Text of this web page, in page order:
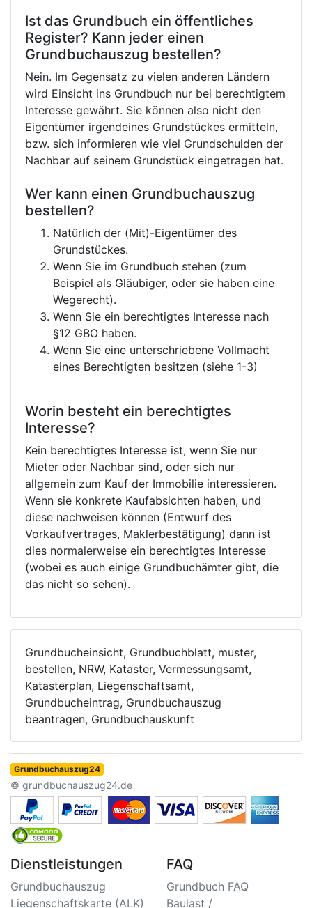
Ist das Grundbuch ein öffentliches
Register? Kann jeder einen
Grundbuchauszug bestellen?
Nein. Im Gegensatz zu vielen anderen Ländern
wird Einsicht ins Grundbuch nur bei berechtigtem
Interesse gewährt. Sie können also nicht den
Eigentümer irgendeines Grundstückes ermitteln,
bzw. sich informieren wie viel Grundschulden der
Nachbar auf seinem Grundstück eingetragen hat.
Wer kann einen Grundbuchauszug
bestellen?
Natürlich der (Mit)-Eigentümer des
Grundstückes.
Wenn Sie im Grundbuch stehen (zum
Beispiel als Gläubiger, oder sie haben eine
Wegerecht).
Wenn Sie ein berechtigtes Interesse nach
§12 GBO haben.
Wenn Sie eine unterschriebene Vollmacht
eines Berechtigten besitzen (siehe 1-3)
Worin besteht ein berechtigtes
Interesse?
Kein berechtigtes Interesse ist, wenn Sie nur
Mieter oder Nachbar sind, oder sich nur
allgemein zum Kauf der Immobilie interessieren.
Wenn sie konkrete Kaufabsichten haben, und
diese nachweisen können (Entwurf des
Vorkaufvertrages, Maklerbestätigung) dann ist
dies normalerweise ein berechtigtes Interesse
(wobei es auch einige Grundbuchämter gibt, die
das nicht so sehen).
Grundbucheinsicht, Grundbuchblatt, muster,
bestellen, NRW, Kataster, Vermessungsamt,
Katasterplan, Liegenschaftsamt,
Grundbucheintrag, Grundbuchauszug
beantragen, Grundbuchauskunft
Grundbuchauszug24
© grundbuchauszug24.de
Dienstleistungen
Grundbuchauszug
Liegenschaftskarte (ALK)
FAQ
Grundbuch FAQ
Baulast /